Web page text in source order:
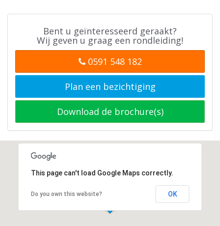
Bent u geïnteresseerd geraakt?
Wij geven u graag een rondleiding!
0591 548 182
Plan een bezichtiging
Download de brochure(s)
This page can't load Google Maps correctly.
Do you own this website? OK